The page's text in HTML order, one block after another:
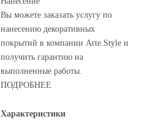
Вы можете заказать услугу по
нанесению декоративных
покрытий в компании Arte.Style и
получить гарантию на
выполненные работы.
ПОДРОБНЕЕ
Характеристики